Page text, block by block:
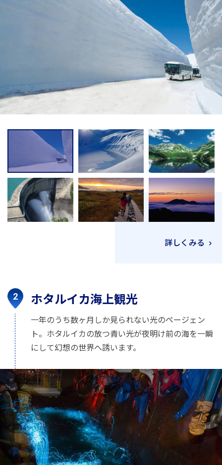
詳しくみる
ホタルイカ海上観光
一年のうち数ヶ月しか見られない光のページェン
ト。ホタルイカの放つ青い光が夜明け前の海を一瞬
にして幻想の世界へ誘います。